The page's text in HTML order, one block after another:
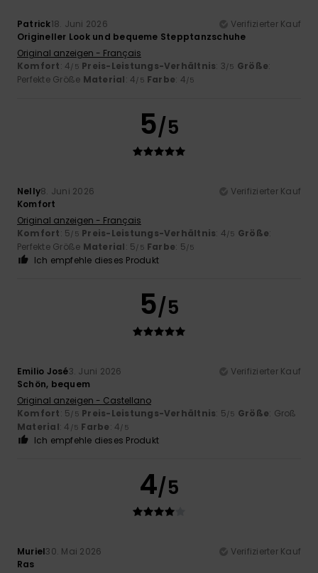
Patrick18. Juni 2026
Verifizierter Kauf
Origineller Look und bequeme Stepptanzschuhe
Original anzeigen - Français
Komfort: 4/5 Preis-Leistungs-Verhältnis: 3/5 Größe:
Perfekte Größe Material: 4/5 Farbe: 4/5
5/5
Nelly8. Juni 2026
Verifizierter Kauf
Komfort
Original anzeigen - Français
Komfort: 5/5 Preis-Leistungs-Verhältnis: 4/5 Größe:
Perfekte Größe Material: 5/5 Farbe: 5/5
Ich empfehle dieses Produkt
5/5
Emilio José3. Juni 2026
Verifizierter Kauf
Schön, bequem
Original anzeigen - Castellano
Komfort: 5/5 Preis-Leistungs-Verhältnis: 5/5 Größe: Groß
Material: 4 /5 Farbe: 4/5
Ich empfehle dieses Produkt
4/5
Muriel30. Mai 2026
Verifizierter Kauf
Ras